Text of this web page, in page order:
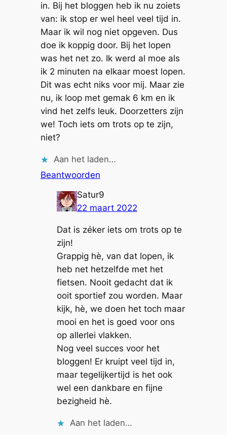
in. Bij het bloggen heb ik nu zoiets
van: ik stop er wel heel veel tijd in.
Maar ik wil nog niet opgeven. Dus
doe ik koppig door. Bij het lopen
was het net zo. Ik werd al moe als
ik 2 minuten na elkaar moest lopen.
Dit was echt niks voor mij. Maar zie
nu, ik loop met gemak 6 km en ik
vind het zelfs leuk. Doorzetters zijn
we! Toch iets om trots op te zijn,
niet?
Aan het laden…
Beantwoorden
Satur9
22 maart 2022
Dat is zéker iets om trots op te
zijn!
Grappig hè, van dat lopen, ik
heb net hetzelfde met het
fietsen. Nooit gedacht dat ik
ooit sportief zou worden. Maar
kijk, hè, we doen het toch maar
mooi en het is goed voor ons
op allerlei vlakken.
Nog veel succes voor het
bloggen! Er kruipt veel tijd in,
maar tegelijkertijd is het ook
wel een dankbare en fijne
bezigheid hè.
Aan het laden…